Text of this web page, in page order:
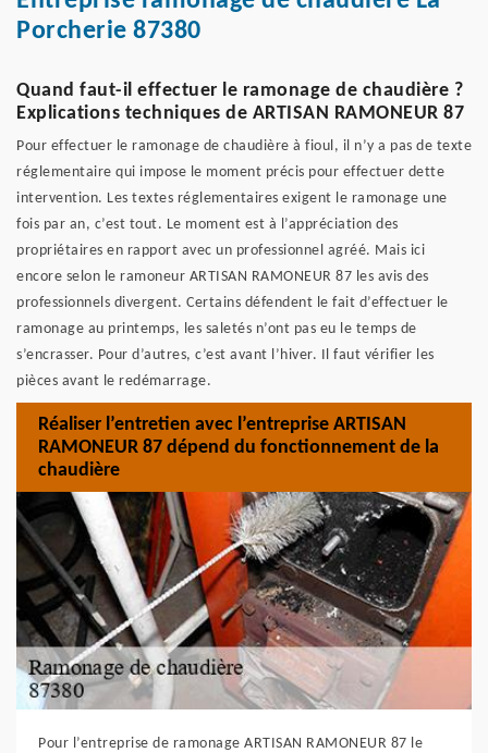
Porcherie 87380
Quand faut-il effectuer le ramonage de chaudière ?
Explications techniques de ARTISAN RAMONEUR 87
Pour effectuer le ramonage de chaudière à fioul, il n’y a pas de texte
réglementaire qui impose le moment précis pour effectuer dette
intervention. Les textes réglementaires exigent le ramonage une
fois par an, c’est tout. Le moment est à l’appréciation des
propriétaires en rapport avec un professionnel agréé. Mais ici
encore selon le ramoneur ARTISAN RAMONEUR 87 les avis des
professionnels divergent. Certains défendent le fait d’effectuer le
ramonage au printemps, les saletés n’ont pas eu le temps de
s’encrasser. Pour d’autres, c’est avant l’hiver. Il faut vérifier les
pièces avant le redémarrage.
Réaliser l’entretien avec l’entreprise ARTISAN
RAMONEUR 87 dépend du fonctionnement de la
chaudière
Pour l’entreprise de ramonage ARTISAN RAMONEUR 87 le